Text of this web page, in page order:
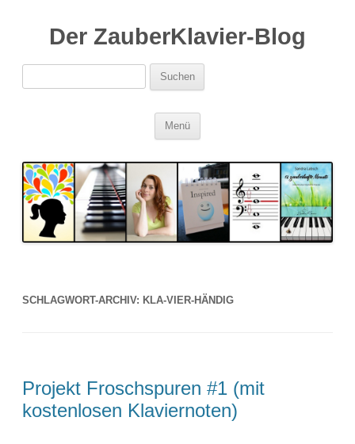
Der ZauberKlavier-Blog
Suchen
nach:
Menü
SCHLAGWORT-ARCHIV: KLA-VIER-HÄNDIG
Projekt Froschspuren #1 (mit
kostenlosen Klaviernoten)